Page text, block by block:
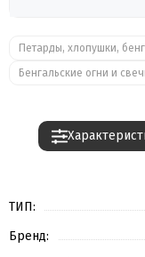
Петарды, хлопушки,
Бенгальские огни и
ТИП:
Бренд: